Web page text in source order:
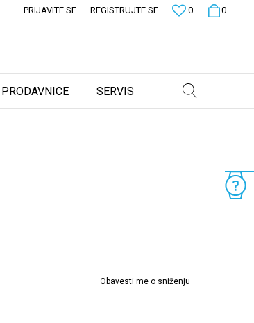
0
0
PRIJAVITE SE REGISTRUJTE SE
PRODAVNICE SERVIS
Obavesti me o sniženju